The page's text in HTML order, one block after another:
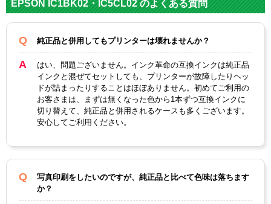
EPSON IC1BK02・IC5CL02 のよくある質問
純正品と併用してもプリンターは壊れませんか？
はい、問題ございません。インク革命の互換インクは純正品
インクと混ぜてセットしても、プリンターが故障したりヘッ
ドが詰まったりすることはほぼありません。初めてご利用の
お客さまは、まずは無くなった色から1本ずつ互換インクに
切り替えて、純正品と併用されるケースも多くございます。
安心してご利用ください。
写真印刷をしたいのですが、純正品と比べて色味は落ちます
か？